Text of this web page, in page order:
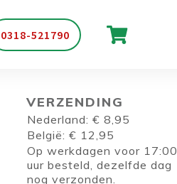
0318-521790
VERZENDING
Nederland: € 8,95
België: € 12,95
Op werkdagen voor 17:00
uur besteld, dezelfde dag
nog verzonden.